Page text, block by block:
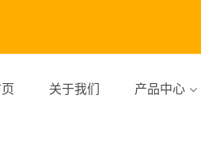
关于我们 产品中心